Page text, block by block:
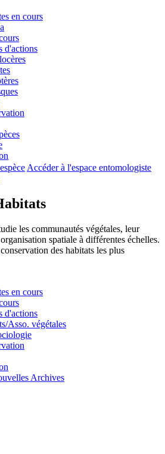
en cours
d'actions
Accéder à l'espace entomologiste
les communautés végétales, leur
spatiale à différentes échelles.
des habitats les plus
en cours
d'actions
Asso. végétales
Archives